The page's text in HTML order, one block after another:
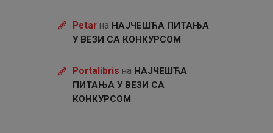
Petarна НАЈЧЕШЋА ПИТАЊА
У ВЕЗИ СА КОНКУРСОМ
Portalibris на НАЈЧЕШЋА
ПИТАЊА У ВЕЗИ СА
КОНКУРСОМ